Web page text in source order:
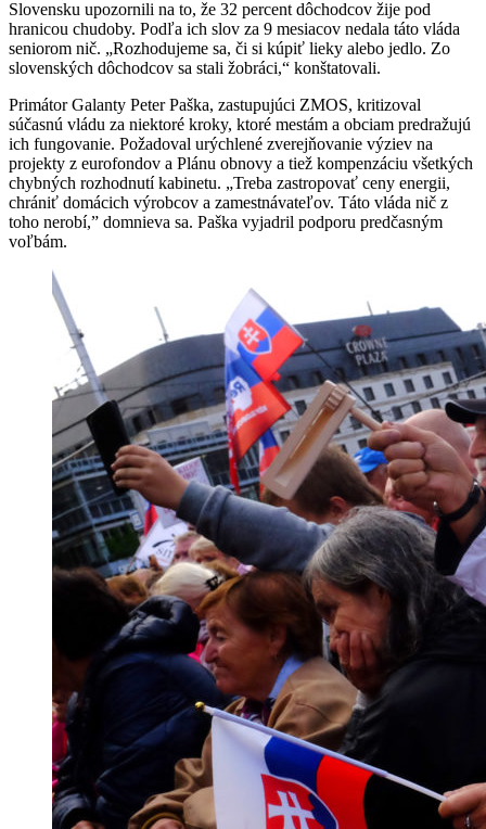
Slovensku upozornili na to, že 32 percent dôchodcov žije pod
hranicou chudoby. Podľa ich slov za 9 mesiacov nedala táto vláda
seniorom nič. „Rozhodujeme sa, či si kúpiť lieky alebo jedlo. Zo
slovenských dôchodcov sa stali žobráci,“ konštatovali.
Primátor Galanty Peter Paška, zastupujúci ZMOS, kritizoval
súčasnú vládu za niektoré kroky, ktoré mestám a obciam predražujú
ich fungovanie. Požadoval urýchlené zverejňovanie výziev na
projekty z eurofondov a Plánu obnovy a tiež kompenzáciu všetkých
chybných rozhodnutí kabinetu. „Treba zastropovať ceny energii,
chrániť domácich výrobcov a zamestnávateľov. Táto vláda nič z
toho nerobí,” domnieva sa. Paška vyjadril podporu predčasným
voľbám.